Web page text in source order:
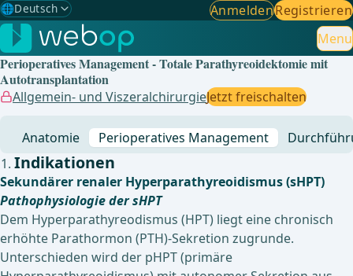
🌐Deutsch
Gewählte Sprache: Deutsch
🇩🇪 Deutsch ✓
🇬🇧English
🇪🇸Spanisch
🇧🇷Brasilianisch
AnmeldenRegistrieren
Menu
Perioperatives Management - Totale Parathyreoidektomie mit
Autotransplantation
Allgemein- und ViszeralchirurgieJetzt freischalten
Anatomie Perioperatives Management
Indikationen
Sekundärer renaler Hyperparathyreoidismus (sHPT)
Pathophysiologie der sHPT
Dem Hyperparathyreodismus (HPT) liegt eine chronisch
erhöhte Parathormon (PTH)-Sekretion zugrunde.
Unterschieden wird der pHPT (primäre